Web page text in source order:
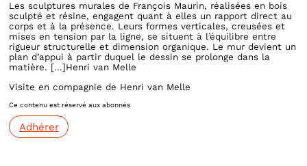
Les sculptures murales de François Maurin, réalisées en bois
sculpté et résine, engagent quant à elles un rapport direct au
corps et à la présence. Leurs formes verticales, creusées et
mises en tension par la ligne, se situent à l’équilibre entre
rigueur structurelle et dimension organique. Le mur devient un
plan d’appui à partir duquel le dessin se prolonge dans la
matière. […]Henri van Melle
Visite en compagnie de Henri van Melle
Ce contenu est réservé aux abonnés
Adhérer